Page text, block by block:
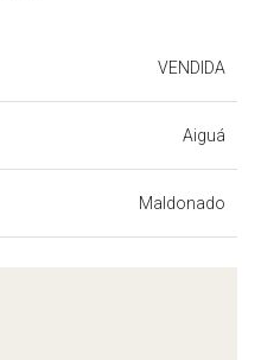
VENDIDA
Aiguá
Maldonado